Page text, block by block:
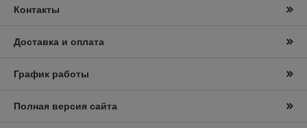
Контакты
Доставка и оплата
График работы
Полная версия сайта